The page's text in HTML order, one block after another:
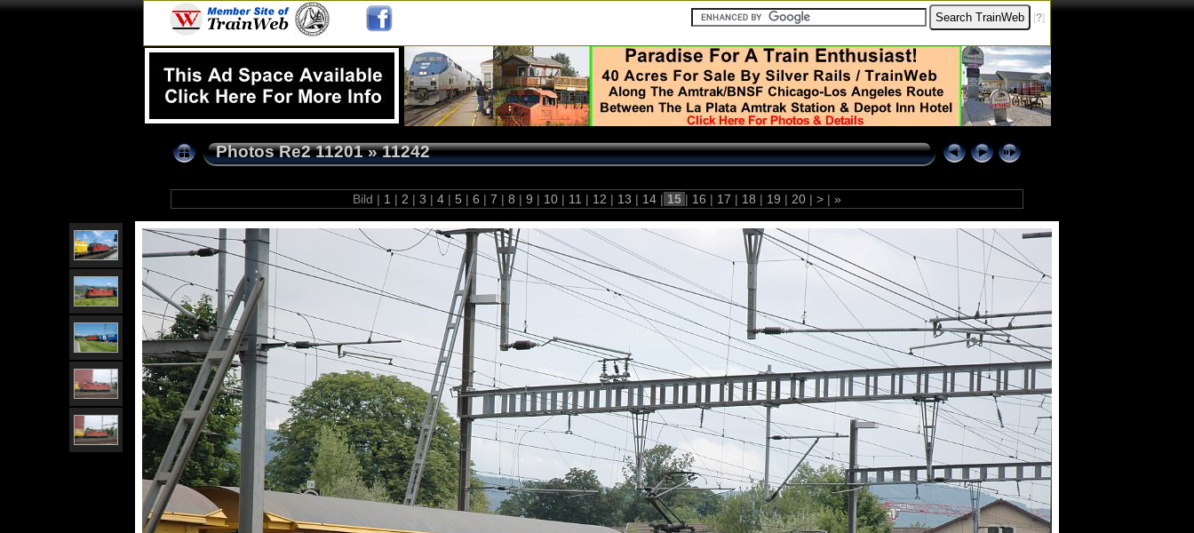
[?]
Photos Re2 11201»11242
Bild | 1 | 2 | 3 | 4 | 5 | 6 | 7 | 8 | 9 | 10 | 11 | 12 | 13 | 14 | 15 | 16 | 17 | 18 | 19 | 20 | > | »